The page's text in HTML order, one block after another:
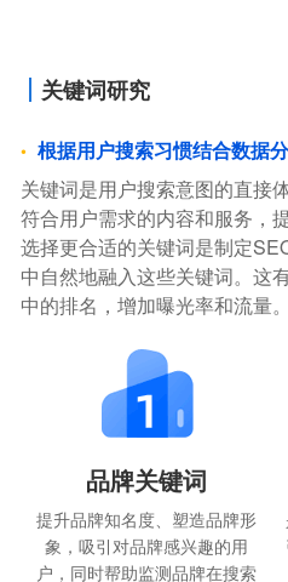
关键词研究
根据用户搜索习惯结合数据
关键词是用户搜索意图的直接
符合用户需求的内容和服务，
选择更合适的关键词是制定
中自然地融入这些关键词。这
中的排名，增加曝光率和流量。
品牌关键词
提升品牌知名度、塑造品牌形
象，吸引对品牌感兴趣的用
户，同时帮助监测品牌在搜索